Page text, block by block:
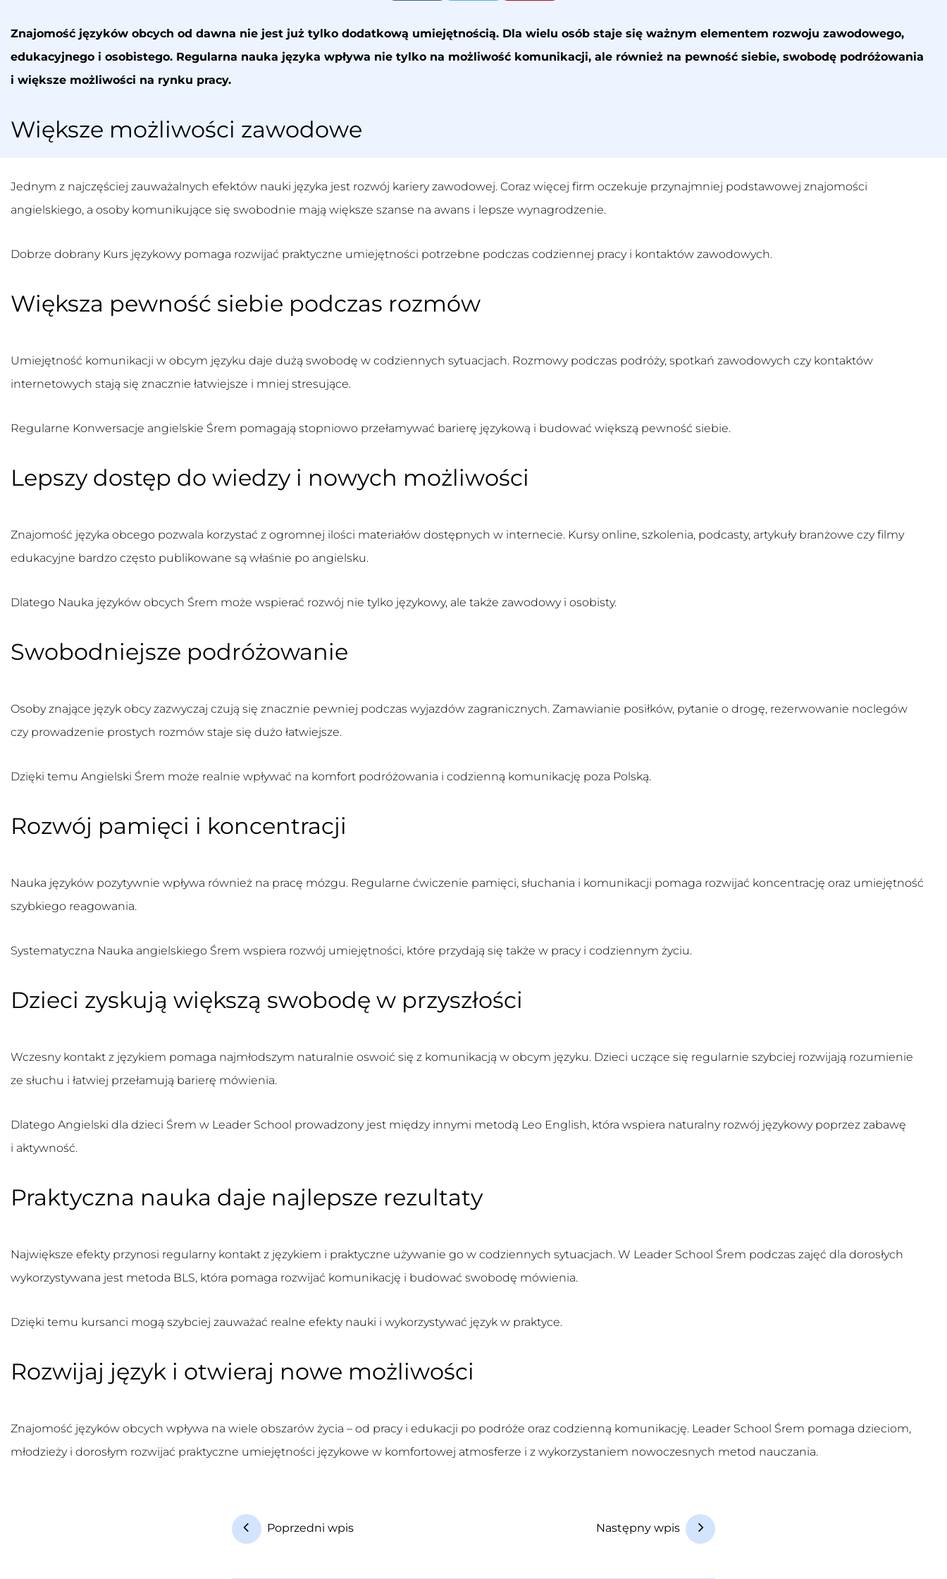
Znajomość języków obcych od dawna nie jest już tylko dodatkową umiejętnością. Dla wielu osób staje się ważnym elementem rozwoju zawodowego,
edukacyjnego i osobistego. Regularna nauka języka wpływa nie tylko na możliwość komunikacji, ale również na pewność siebie, swobodę podróżowania
i większe możliwości na rynku pracy.
Większe możliwości zawodowe
Jednym z najczęściej zauważalnych efektów nauki języka jest rozwój kariery zawodowej. Coraz więcej firm oczekuje przynajmniej podstawowej znajomości
angielskiego, a osoby komunikujące się swobodnie mają większe szanse na awans i lepsze wynagrodzenie.
Dobrze dobrany Kurs językowypomaga rozwijać praktyczne umiejętności potrzebne podczas codziennej pracy i kontaktów zawodowych.
Większa pewność siebie podczas rozmów
Umiejętność komunikacji w obcym języku daje dużą swobodę w codziennych sytuacjach. Rozmowy podczas podróży, spotkań zawodowych czy kontaktów
internetowych stają się znacznie łatwiejsze i mniej stresujące.
Regularne Konwersacje angielskie Śrem pomagają stopniowo przełamywać barierę językową i budować większą pewność siebie.
Lepszy dostęp do wiedzy i nowych możliwości
Znajomość języka obcego pozwala korzystać z ogromnej ilości materiałów dostępnych w internecie. Kursy online, szkolenia, podcasty, artykuły branżowe czy filmy
edukacyjne bardzo często publikowane są właśnie po angielsku.
Dlatego Nauka języków obcych Śrem może wspierać rozwój nie tylko językowy, ale także zawodowy i osobisty.
Swobodniejsze podróżowanie
Osoby znające język obcy zazwyczaj czują się znacznie pewniej podczas wyjazdów zagranicznych. Zamawianie posiłków, pytanie o drogę, rezerwowanie noclegów
czy prowadzenie prostych rozmów staje się dużo łatwiejsze.
Dzięki temu Angielski Śrem może realnie wpływać na komfort podróżowania i codzienną komunikację poza Polską.
Rozwój pamięci i koncentracji
Nauka języków pozytywnie wpływa również na pracę mózgu. Regularne ćwiczenie pamięci, słuchania i komunikacji pomaga rozwijać koncentrację oraz umiejętność
szybkiego reagowania.
Systematyczna Nauka angielskiego Śrem wspiera rozwój umiejętności, które przydają się także w pracy i codziennym życiu.
Dzieci zyskują większą swobodę w przyszłości
Wczesny kontakt z językiem pomaga najmłodszym naturalnie oswoić się z komunikacją w obcym języku. Dzieci uczące się regularnie szybciej rozwijają rozumienie
ze słuchu i łatwiej przełamują barierę mówienia.
Dlatego Angielski dla dzieci Śrem w Leader School prowadzony jest między innymi metodą Leo English, która wspiera naturalny rozwój językowy poprzez zabawę
i aktywność.
Praktyczna nauka daje najlepsze rezultaty
Największe efekty przynosi regularny kontakt z językiem i praktyczne używanie go w codziennych sytuacjach. W Leader School Śrem podczas zajęć dla dorosłych
wykorzystywana jest metoda BLS, która pomaga rozwijać komunikację i budować swobodę mówienia.
Dzięki temu kursanci mogą szybciej zauważać realne efekty nauki i wykorzystywać język w praktyce.
Rozwijaj język i otwieraj nowe możliwości
Znajomość języków obcych wpływa na wiele obszarów życia – od pracy i edukacji po podróże oraz codzienną komunikację. Leader School Śrem pomaga dzieciom,
młodzieży i dorosłym rozwijać praktyczne umiejętności językowe w komfortowej atmosferze i z wykorzystaniem nowoczesnych metod nauczania.
N Poprzedni wpis Następny wpis